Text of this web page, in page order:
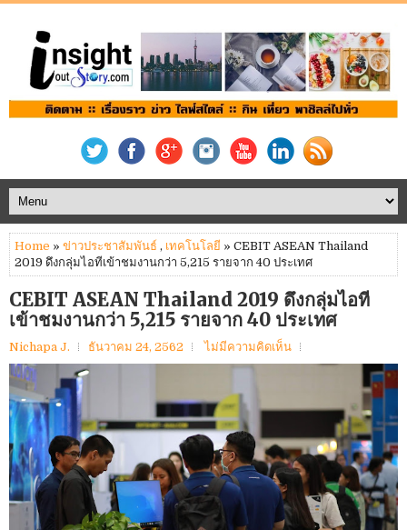
Home » ข่าวประชาสัมพันธ์ , เทคโนโลยี » CEBIT ASEAN Thailand
2019 ดึงกลุ่มไอทีเข้าชมงานกว่า 5,215 รายจาก 40 ประเทศ
CEBIT ASEAN Thailand 2019 ดึงกลุ่มไอที
เข้าชมงานกว่า 5,215 รายจาก 40 ประเทศ
Nichapa J. ธันวาคม 24, 2562 ไม่มีความคิดเห็น